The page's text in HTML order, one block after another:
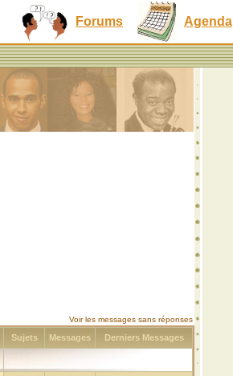
Forums Agenda
Voir les messages sans réponses
Sujets Messages Derniers Messages